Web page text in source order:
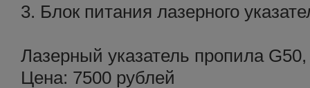
3. Блок питания лазерного
Лазерный указатель пропила
Цена: 7500 рублей